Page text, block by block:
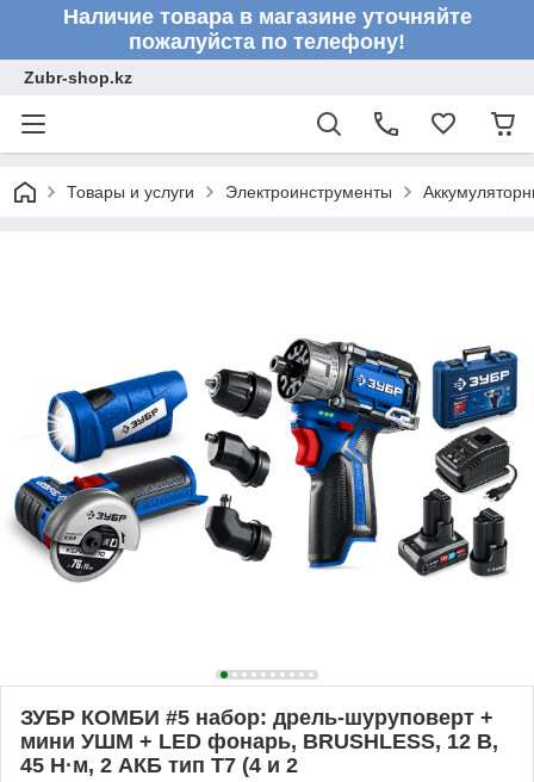
Наличие товара в магазине уточняйте
пожалуйста по телефону!
Zubr-shop.kz
Товары и услуги Электроинструменты
ЗУБР КОМБИ #5 набор: дрель-шуруповерт +
мини УШМ + LED фонарь, BRUSHLESS, 12 В,
45 Н·м, 2 АКБ тип Т7 (4 и 2